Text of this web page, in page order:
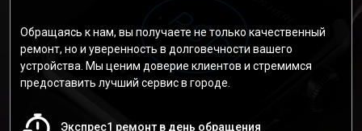
Обращаясь к нам, вы получаете не только качественный
ремонт, но и уверенность в долговечности вашего
устройства. Мы ценим доверие клиентов и стремимся
предоставить лучший сервис в городе.
Экспрес1 ремонт в день обращения